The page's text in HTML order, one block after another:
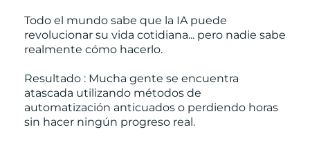
Todo el mundo sabe que la IA puede
revolucionar su vida cotidiana... pero nadie sabe
realmente cómo hacerlo.
Resultado : Mucha gente se encuentra
atascada utilizando métodos de
automatización anticuados o perdiendo horas
sin hacer ningún progreso real.